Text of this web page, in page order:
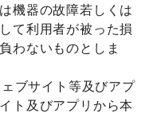
機器の故障若しくは
て利用者が被った損
わないものとしま
ブサイト等及びアプ
ト及びアプリから本